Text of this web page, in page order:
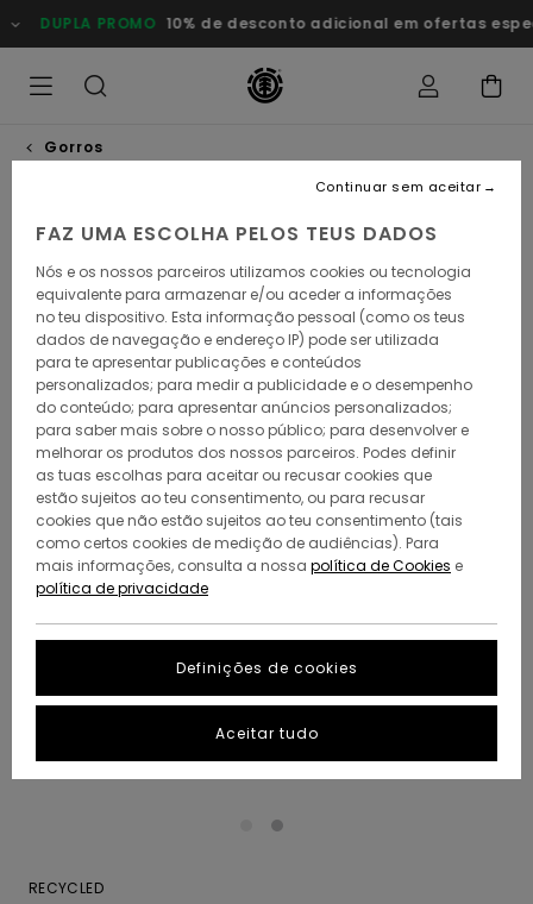
para
a
DUPLA PROMO 10% de desconto adicional em ofertas
Gorros
RECYCLED
FAZ UMA ESCOLHA PELOS TEUS DADOS
Nós e os nossos parceiros utilizamos cookies ou tecnologia
equivalente para armazenar e/ou aceder a informações
no teu dispositivo. Esta informação pessoal (como os teus
dados de navegação e endereço IP) pode ser utilizada
para te apresentar publicações e conteúdos
personalizados; para medir a publicidade e o desempenho
do conteúdo; para apresentar anúncios personalizados;
para saber mais sobre o nosso público; para desenvolver e
melhorar os produtos dos nossos parceiros. Podes definir
as tuas escolhas para aceitar ou recusar cookies que
estão sujeitos ao teu consentimento, ou para recusar
cookies que não estão sujeitos ao teu consentimento (tais
como certos cookies de medição de audiências). Para
mais informações, consulta a nossa política de Cookies e
política de privacidade
Definições de cookies
Continuar sem aceitar
Aceitar tudo